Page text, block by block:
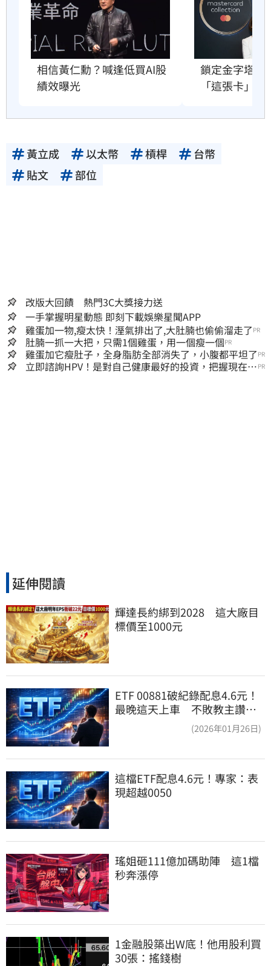
相信黃仁勳？喊逢低買AI股
績效曝光
鎖定金字塔頂
「這張卡」太
黃立成 以太幣 槓桿
台幣
貼文
部位
改版大回饋 熱門3C大獎接力送
一手掌握明星動態 即刻下載娛樂星聞APP
雞蛋加一物,瘦太快！溼氣排出了,大肚腩也偷偷溜走了 PR
肚腩一抓一大把，只需1個雞蛋，用一個瘦一個PR
雞蛋加它瘦肚子，全身脂肪全部消失了，小腹都平坦了 PR
立即諮詢HPV！是對自己健康最好的投資，把握現在不 PR
延伸閱讀
輝達長約綁到2028　這大廠目
標價至1000元
ETF 00881破紀錄配息4.6元！
最晚這天上車 不敗教主讚：
(2026年01月26日)
這檔ETF配息4.6元！專家：表
現超越0050
瑤姐砸111億加碼助陣　這1檔
秒奔漲停
1金融股築出W底！他用股利買
30張：搖錢樹